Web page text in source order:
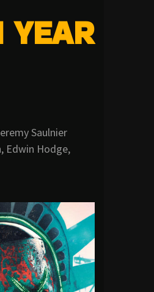
YEAR
Saulnier
Edwin Hodge,